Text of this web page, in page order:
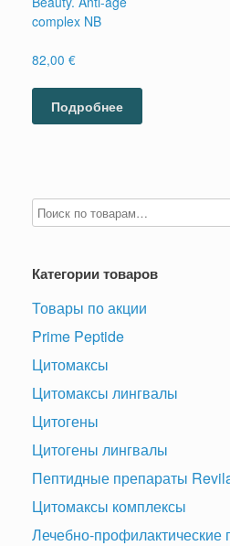
complex NB
82,00 €
Подробнее
Категории товаров
Товары по акции
Prime Peptide
Цитомаксы
Цитомаксы лингвалы
Цитогены
Цитогены лингвалы
Пептидные препараты
Цитомаксы комплексы
Лечебно-профилактические